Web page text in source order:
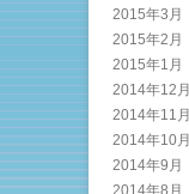
2015年3月
2015年2月
2015年1月
2014年12月
2014年11月
2014年10月
2014年9月